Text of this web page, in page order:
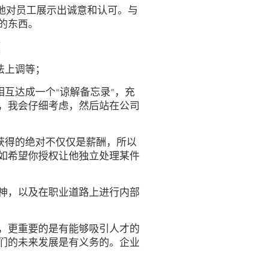
对员工展示出诚意和认可。与
西。
调等；
达成一个“谅解备忘录”，充
我会仔细考虑，然后站在公司
的绝对不仅仅是薪酬，所以
希望你授权让他独立处理某件
，以及在职业道路上进行内部
更重要的是有能够吸引人才的
的未来发展是有义务的。企业